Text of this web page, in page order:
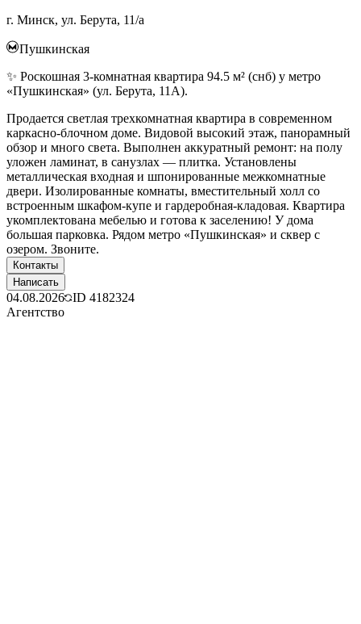
г. Минск, ул. Берута, 11/а
Пушкинская
✨ Роскошная 3-комнатная квартира 94.5 м² (снб) у метро
«Пушкинская» (ул. Берута, 11А).
Продается светлая трехкомнатная квартира в современном
каркасно-блочном доме. Видовой высокий этаж, панорамный
обзор и много света. Выполнен аккуратный ремонт: на полу
уложен ламинат, в санузлах — плитка. Установлены
металлическая входная и шпонированные межкомнатные
двери. Изолированные комнаты, вместительный холл со
встроенным шкафом-купе и гардеробная-кладовая. Квартира
укомплектована мебелью и готова к заселению! У дома
большая парковка. Рядом метро «Пушкинская» и сквер с
озером. Звоните.
Контакты
Написать
04.08.2026 ID 4182324
Агентство